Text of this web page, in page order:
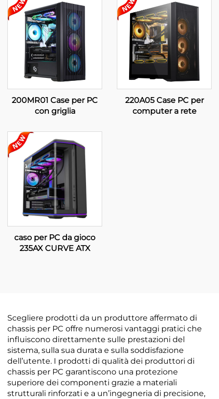
200MR01 Case per PC
con griglia
220A05 Case PC per
computer a rete
caso per PC da gioco
235AX CURVE ATX
Scegliere prodotti da un produttore affermato di
chassis per PC offre numerosi vantaggi pratici che
influiscono direttamente sulle prestazioni del
sistema, sulla sua durata e sulla soddisfazione
dell’utente. I prodotti di qualità dei produttori di
chassis per PC garantiscono una protezione
superiore dei componenti grazie a materiali
strutturali rinforzati e a un’ingegneria di precisione,